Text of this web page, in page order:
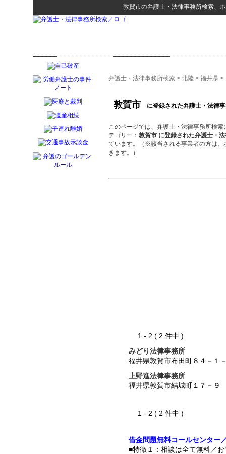
敦賀市の弁護士・法律事務所検索、
弁護士・法律事務所検索 > 北陸 > 福井県 >
敦賀市 に登録された弁護士・法律
このページでは、弁護士・法律事務所検
テゴリー： 敦賀市 に登録された弁護士・
ています。（※該当される事業者の方は、
きます。）
1 - 2 ( 2 件中 )
みどり法律事務所
福井県敦賀市布田町８４－１
上野進法律事務所
福井県敦賀市結城町１７－９
1 - 2 ( 2 件中 )
借金問題無料コールセンター
■特徴１：相談は全て無料／